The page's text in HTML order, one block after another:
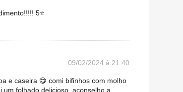
5⭐
09/02/2024 à 21:40
e caseira 😋 comi bifinhos com molho
um folhado delicioso, aconselho a